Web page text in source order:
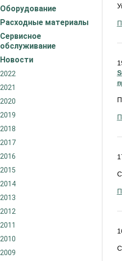
Оборудование
Расходные материалы
Сервисное
обслуживание
Новости
2022
2021
2020
2019
2018
2017
2016
2015
2014
2013
2012
2011
2010
2009